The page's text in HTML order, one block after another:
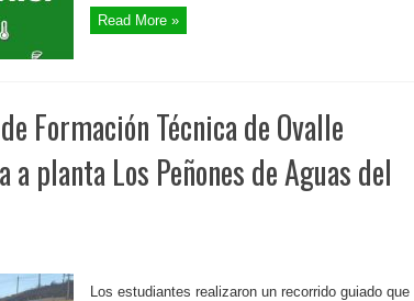
Read More »
Formación Técnica de Ovalle
planta Los Peñones de Aguas del
Los estudiantes realizaron un recorrido guiado que